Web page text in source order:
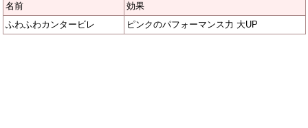
名前
効果
ふわふわカンタービレ
ピンクのパフォーマンス力 大UP